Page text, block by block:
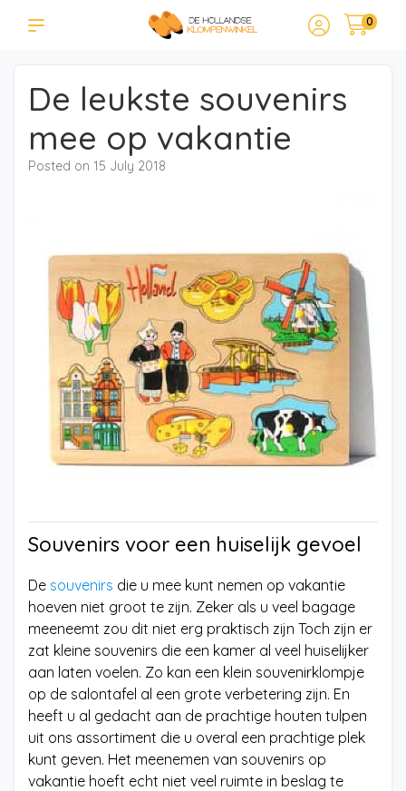
0
De leukste souvenirs
mee op vakantie
Posted on 15 July 2018
Souvenirs voor een huiselijk gevoel
De souvenirs die u mee kunt nemen op vakantie
hoeven niet groot te zijn. Zeker als u veel bagage
meeneemt zou dit niet erg praktisch zijn Toch zijn er
zat kleine souvenirs die een kamer al veel huiselijker
aan laten voelen. Zo kan een klein souvenirklompje
op de salontafel al een grote verbetering zijn. En
heeft u al gedacht aan de prachtige houten tulpen
uit ons assortiment die u overal een prachtige plek
kunt geven. Het meenemen van souvenirs op
vakantie hoeft echt niet veel ruimte in beslag te